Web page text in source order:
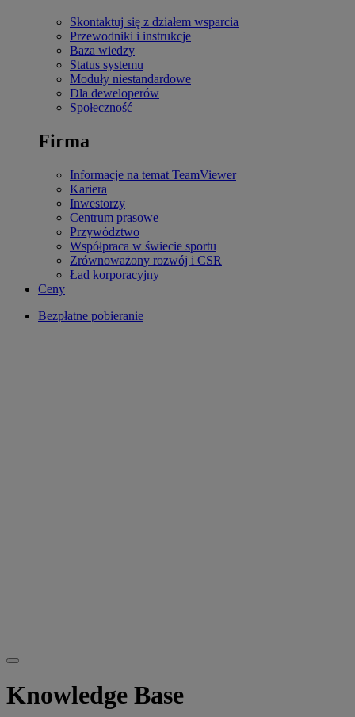
Skontaktuj się z działem wsparcia
Przewodniki i instrukcje
Baza wiedzy
Status systemu
Moduły niestandardowe
Dla deweloperów
Społeczność
Firma
Informacje na temat TeamViewer
Kariera
Inwestorzy
Centrum prasowe
Przywództwo
Współpraca w świecie sportu
Zrównoważony rozwój i CSR
Ład korporacyjny
Ceny
Bezpłatne pobieranie
Knowledge Base